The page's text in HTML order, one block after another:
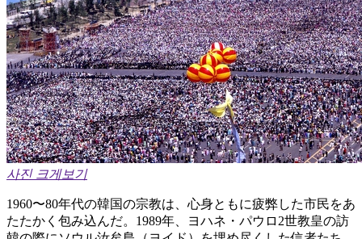
사진 크게보기
1960〜80年代の韓国の宗教は、心身ともに疲弊した市民をあ
たたかく包み込んだ。1989年、ヨハネ・パウロ2世教皇の訪